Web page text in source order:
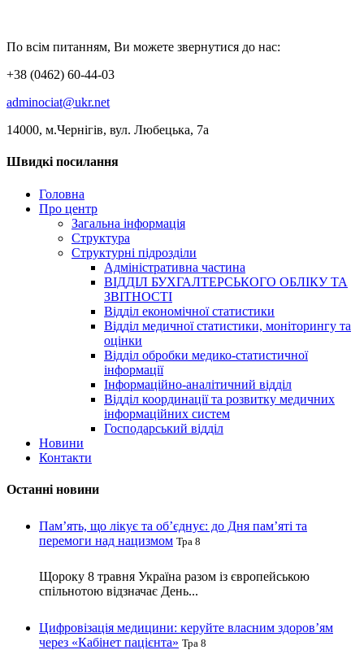
По всім питанням, Ви можете звернутися до нас:
+38 (0462) 60-44-03
adminociat@ukr.net
14000, м.Чернігів, вул. Любецька, 7а
Швидкі посилання
Головна
Про центр
Загальна інформація
Структура
Структурні підрозділи
Адміністративна частина
ВІДДІЛ БУХГАЛТЕРСЬКОГО ОБЛІКУ ТА
ЗВІТНОСТІ
Відділ економічної статистики
Відділ медичної статистики, моніторингу та
оцінки
Відділ обробки медико-статистичної
інформації
Інформаційно-аналітичний відділ
Відділ координації та розвитку медичних
інформаційних систем
Господарський відділ
Новини
Контакти
Останні новини
Пам’ять, що лікує та об’єднує: до Дня пам’яті та
перемоги над нацизмом Тра 8
Щороку 8 травня Україна разом із європейською
спільнотою відзначає День...
Цифровізація медицини: керуйте власним здоров’ям
через «Кабінет пацієнта» Тра 8